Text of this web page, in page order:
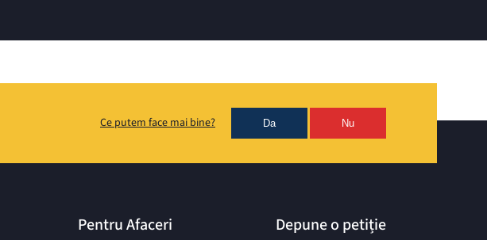
Ce putem face mai bine? Da Nu
Pentru Afaceri Depune o petiție